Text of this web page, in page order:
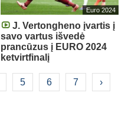
Euro 2024
J. Vertongheno įvartis į
savo vartus išvedė
prancūzus į EURO 2024
ketvirtfinalį
5 6 7 ›